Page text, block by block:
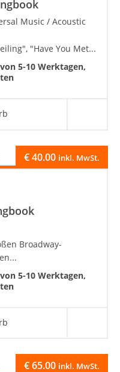
Music / Acoustic
"Have You Met...
5-10 Werktagen,
€40.00 inkl. MwSt.
Broadway-
5-10 Werktagen,
€65.00 inkl. MwSt.